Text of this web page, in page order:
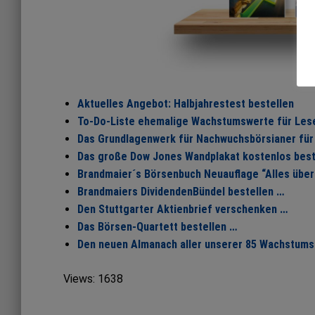
Aktuelles Angebot: Halbjahrestest bestellen
To-Do-Liste ehemalige Wachstumswerte für
Das Grundlagenwerk für Nachwuchsbörsianer
Das große Dow Jones Wandplakat kostenlos
Brandmaier´s Börsenbuch Neuauflage “Alles
Brandmaiers DividendenBündel bestellen …
Den Stuttgarter Aktienbrief verschenken …
Das Börsen-Quartett bestellen …
Den neuen Almanach aller unserer 85
Views: 1638